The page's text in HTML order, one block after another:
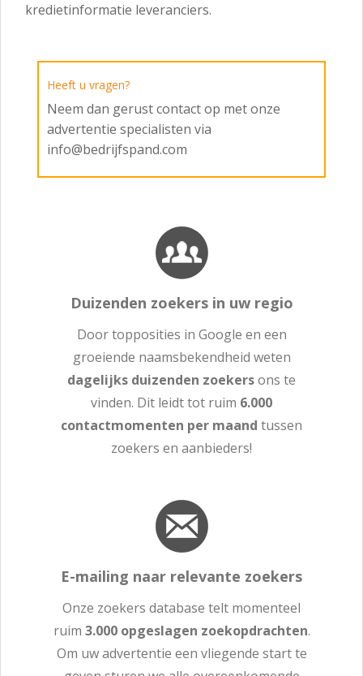
kredietinformatie leveranciers.
Heeft u vragen?
Neem dan gerust contact op met onze
advertentie specialisten via
info@bedrijfspand.com
Duizenden zoekers in uw regio
Door topposities in Google en een
groeiende naamsbekendheid weten
dagelijks duizenden zoekersons te
vinden. Dit leidt tot ruim 6.000
contactmomenten per maand tussen
zoekers en aanbieders!
E-mailing naar relevante zoekers
Onze zoekers database telt momenteel
ruim 3.000 opgeslagen zoekopdrachten.
Om uw advertentie een vliegende start te